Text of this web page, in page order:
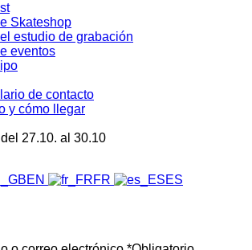
Skateshop
estudio de grabación
eventos
de contacto
y cómo llegar
27.10. al 30.10
EN FR ES